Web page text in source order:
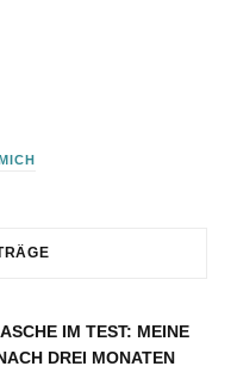
IM TEST: MEINE
DREI MONATEN